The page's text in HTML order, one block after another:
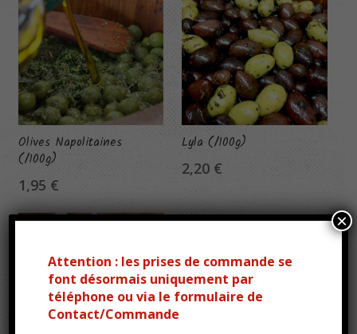
Olives Napolitaines
(/100g)
1,95 €
Lyla (/100g)
2,20 €
Attention : les prises de commande se
font désormais uniquement par
téléphone ou via le formulaire de
Contact/Commande
×